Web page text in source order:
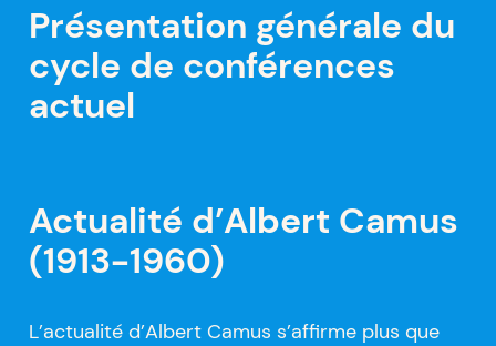
Présentation générale du
cycle de conférences
actuel
Actualité d’Albert Camus
(1913-1960)
L’actualité d’Albert Camus s’affirme plus que